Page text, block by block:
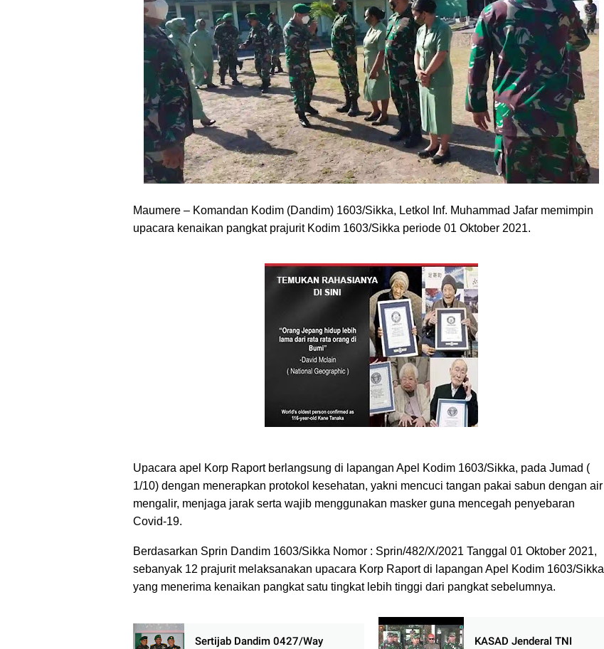
Maumere – Komandan Kodim (Dandim) 1603/Sikka, Letkol Inf. Muhammad Jafar memimpin
upacara kenaikan pangkat prajurit Kodim 1603/Sikka periode 01 Oktober 2021.
Upacara apel Korp Raport berlangsung di lapangan Apel Kodim 1603/Sikka, pada Jumad (
1/10) dengan menerapkan protokol kesehatan, yakni mencuci tangan pakai sabun dengan air
mengalir, menjaga jarak serta wajib menggunakan masker guna mencegah penyebaran
Covid-19.
Berdasarkan Sprin Dandim 1603/Sikka Nomor : Sprin/482/X/2021 Tanggal 01 Oktober 2021,
sebanyak 12 prajurit melaksanakan upacara Korp Raport di lapangan Apel Kodim 1603/Sikka
yang menerima kenaikan pangkat satu tingkat lebih tinggi dari pangkat sebelumnya.
Sertijab Dandim 0427/Way
KASAD Jenderal TNI